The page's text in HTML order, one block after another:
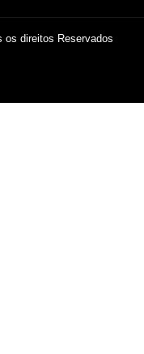
os direitos Reservados